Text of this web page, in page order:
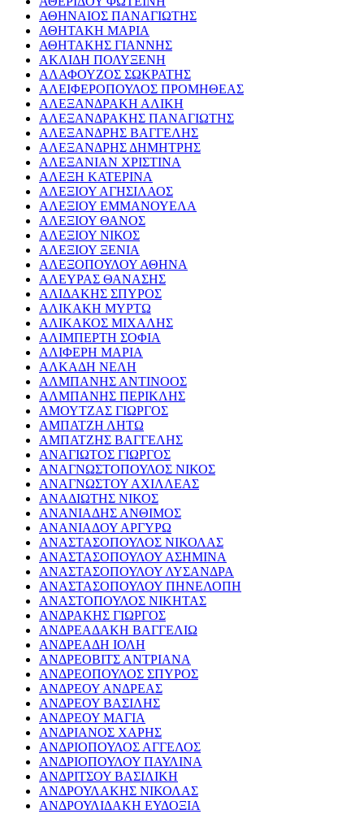
ΑΘΗΝΑΙΟΣ ΠΑΝΑΓΙΩΤΗΣ
ΑΘΗΤΑΚΗ ΜΑΡΙΑ
ΑΘΗΤΑΚΗΣ ΓΙΑΝΝΗΣ
ΑΚΛΙΔΗ ΠΟΛΥΞΕΝΗ
ΑΛΑΦΟΥΖΟΣ ΣΩΚΡΑΤΗΣ
ΑΛΕΙΦΕΡΟΠΟΥΛΟΣ ΠΡΟΜΗΘΕΑΣ
ΑΛΕΞΑΝΔΡΑΚΗ ΑΛΙΚΗ
ΑΛΕΞΑΝΔΡΑΚΗΣ ΠΑΝΑΓΙΩΤΗΣ
ΑΛΕΞΑΝΔΡΗΣ ΒΑΓΓΕΛΗΣ
ΑΛΕΞΑΝΔΡΗΣ ΔΗΜΗΤΡΗΣ
ΑΛΕΞΑΝΙΑΝ ΧΡΙΣΤΙΝΑ
ΑΛΕΞΗ ΚΑΤΕΡΙΝΑ
ΑΛΕΞΙΟΥ ΑΓΗΣΙΛΑΟΣ
ΑΛΕΞΙΟΥ ΕΜΜΑΝΟΥΕΛΑ
ΑΛΕΞΙΟΥ ΘΑΝΟΣ
ΑΛΕΞΙΟΥ ΝΙΚΟΣ
ΑΛΕΞΙΟΥ ΞΕΝΙΑ
ΑΛΕΞΟΠΟΥΛΟΥ ΑΘΗΝΑ
ΑΛΕΥΡΑΣ ΘΑΝΑΣΗΣ
ΑΛΙΔΑΚΗΣ ΣΠΥΡΟΣ
ΑΛΙΚΑΚΗ ΜΥΡΤΩ
ΑΛΙΚΑΚΟΣ ΜΙΧΑΛΗΣ
ΑΛΙΜΠΕΡΤΗ ΣΟΦΙΑ
ΑΛΙΦΕΡΗ ΜΑΡΙΑ
ΑΛΚΑΔΗ ΝΕΛΗ
ΑΛΜΠΑΝΗΣ ΑΝΤΙΝΟΟΣ
ΑΛΜΠΑΝΗΣ ΠΕΡΙΚΛΗΣ
ΑΜΟΥΤΖΑΣ ΓΙΩΡΓΟΣ
ΑΜΠΑΤΖΗ ΛΗΤΩ
ΑΜΠΑΤΖΗΣ ΒΑΓΓΕΛΗΣ
ΑΝΑΓΙΩΤΟΣ ΓΙΩΡΓΟΣ
ΑΝΑΓΝΩΣΤΟΠΟΥΛΟΣ ΝΙΚΟΣ
ΑΝΑΓΝΩΣΤΟΥ ΑΧΙΛΛΕΑΣ
ΑΝΑΔΙΩΤΗΣ ΝΙΚΟΣ
ΑΝΑΝΙΑΔΗΣ ΑΝΘΙΜΟΣ
ΑΝΑΝΙΑΔΟΥ ΑΡΓΥΡΩ
ΑΝΑΣΤΑΣΟΠΟΥΛΟΣ ΝΙΚΟΛΑΣ
ΑΝΑΣΤΑΣΟΠΟΥΛΟΥ ΑΣΗΜΙΝΑ
ΑΝΑΣΤΑΣΟΠΟΥΛΟΥ ΛΥΣΑΝΔΡΑ
ΑΝΑΣΤΑΣΟΠΟΥΛΟΥ ΠΗΝΕΛΟΠΗ
ΑΝΑΣΤΟΠΟΥΛΟΣ ΝΙΚΗΤΑΣ
ΑΝΔΡΑΚΗΣ ΓΙΩΡΓΟΣ
ΑΝΔΡΕΑΔΑΚΗ ΒΑΓΓΕΛΙΩ
ΑΝΔΡΕΑΔΗ ΙΟΛΗ
ΑΝΔΡΕΟΒΙΤΣ ΑΝΤΡΙΑΝΑ
ΑΝΔΡΕΟΠΟΥΛΟΣ ΣΠΥΡΟΣ
ΑΝΔΡΕΟΥ ΑΝΔΡΕΑΣ
ΑΝΔΡΕΟΥ ΒΑΣΙΛΗΣ
ΑΝΔΡΕΟΥ ΜΑΓΙΑ
ΑΝΔΡΙΑΝΟΣ ΧΑΡΗΣ
ΑΝΔΡΙΟΠΟΥΛΟΣ ΑΓΓΕΛΟΣ
ΑΝΔΡΙΟΠΟΥΛΟΥ ΠΑΥΛΙΝΑ
ΑΝΔΡΙΤΣΟΥ ΒΑΣΙΛΙΚΗ
ΑΝΔΡΟΥΛΑΚΗΣ ΝΙΚΟΛΑΣ
ΑΝΔΡΟΥΛΙΔΑΚΗ ΕΥΔΟΞΙΑ